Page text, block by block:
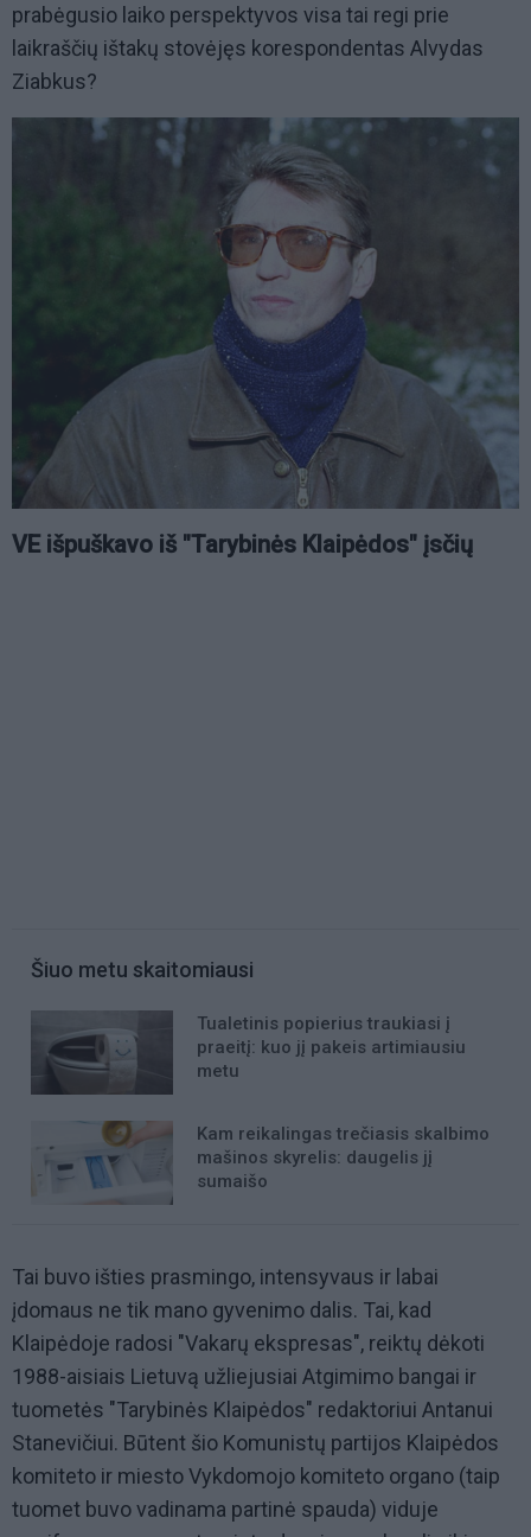
prabėgusio laiko perspektyvos visa tai regi prie
laikraščių ištakų stovėjęs korespondentas Alvydas
Ziabkus?
VE išpuškavo iš "Tarybinės Klaipėdos" įsčių
Šiuo metu skaitomiausi
Tualetinis popierius traukiasi į
praeitį: kuo jį pakeis artimiausiu
metu
Kam reikalingas trečiasis skalbimo
mašinos skyrelis: daugelis jį
sumaišo
Tai buvo išties prasmingo, intensyvaus ir labai
įdomaus ne tik mano gyvenimo dalis. Tai, kad
Klaipėdoje radosi "Vakarų ekspresas", reiktų dėkoti
1988-aisiais Lietuvą užliejusiai Atgimimo bangai ir
tuometės "Tarybinės Klaipėdos" redaktoriui Antanui
Stanevičiui. Būtent šio Komunistų partijos Klaipėdos
komiteto ir miesto Vykdomojo komiteto organo (taip
tuomet buvo vadinama partinė spauda) viduje